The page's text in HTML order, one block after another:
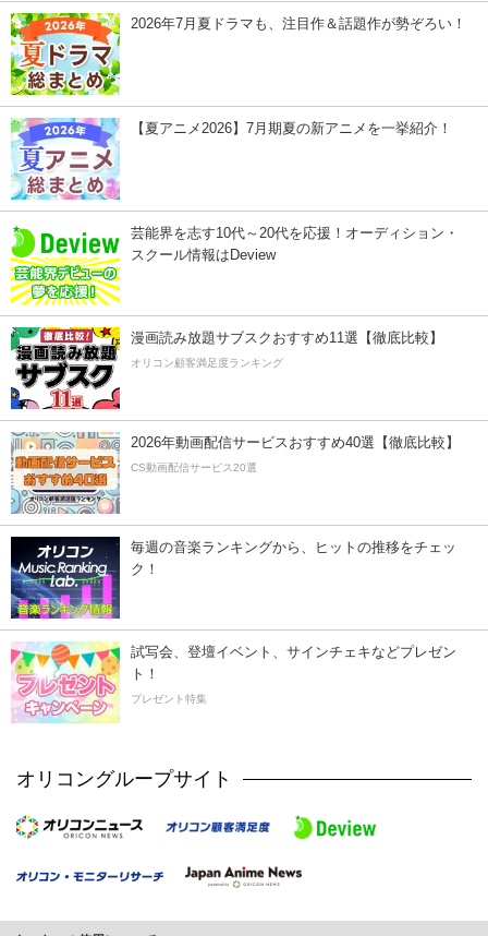
2026年7月夏ドラマも、注目作＆話題作が勢ぞろい！
【夏アニメ2026】7月期夏の新アニメを一挙紹介！
芸能界を志す10代～20代を応援！オーディション・
スクール情報はDeview
漫画読み放題サブスクおすすめ11選【徹底比較】
オリコン顧客満足度ランキング
2026年動画配信サービスおすすめ40選【徹底比較】
CS動画配信サービス20選
毎週の音楽ランキングから、ヒットの推移をチェッ
ク！
試写会、登壇イベント、サインチェキなどプレゼン
ト！
プレゼント特集
オリコングループサイト